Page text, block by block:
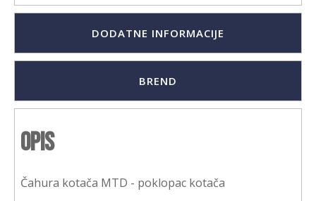
DODATNE INFORMACIJE
BREND
Opis
Čahura kotača MTD - poklopac kotača